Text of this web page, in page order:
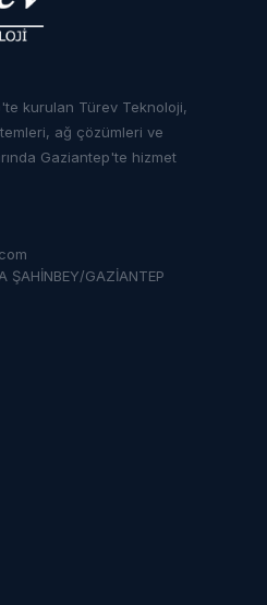
kurulan Türev Teknoloji,
ağ çözümleri ve
Gaziantep'te hizmet
GAZİANTEP